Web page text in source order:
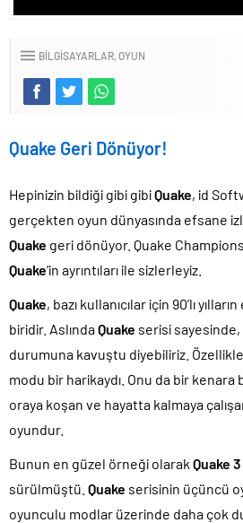
BILGISAYARLAR OYUN
Quake Geri Dönüyor!
Hepinizin bildiği gibi gibiQuake, id
gerçekten oyun dünyasında efsane
Quake geri dönüyor. Quake
Quake‘in ayrıntıları ile sizlerleyiz.
Quake, bazı kullanıcılar için 90’lı
biridir. AslındaQuake serisi sayesinde,
durumuna kavuştu diyebiliriz.
modu bir harikaydı. Onu da bir kenara
oraya koşan ve hayatta kalmaya
oyundur.
Bunun en güzel örneği olarak Quake
sürülmüştü. Quake serisinin üçüncü
oyunculu modlar üzerinde daha çok